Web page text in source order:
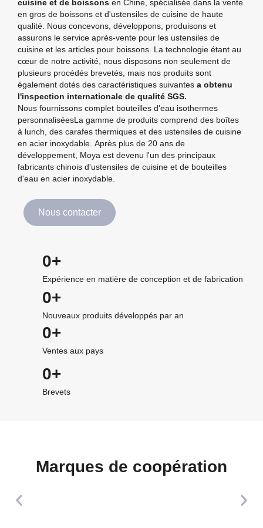
cuisine et de boissons en Chine, spécialisée dans la vente
en gros de boissons et d'ustensiles de cuisine de haute
qualité. Nous concevons, développons, produisons et
assurons le service après-vente pour les ustensiles de
cuisine et les articles pour boissons. La technologie étant au
cœur de notre activité, nous disposons non seulement de
plusieurs procédés brevetés, mais nos produits sont
également dotés des caractéristiques suivantes a obtenu
l'inspection internationale de qualité SGS.
Nous fournissons complet bouteilles d'eau isothermes
personnaliséesLa gamme de produits comprend des boîtes
à lunch, des carafes thermiques et des ustensiles de cuisine
en acier inoxydable. Après plus de 20 ans de
développement, Moya est devenu l'un des principaux
fabricants chinois d'ustensiles de cuisine et de bouteilles
d'eau en acier inoxydable.
Nous contacter
0+
Expérience en matière de conception et de fabrication
0+
Nouveaux produits développés par an
0+
Ventes aux pays
0+
Brevets
Marques de coopération